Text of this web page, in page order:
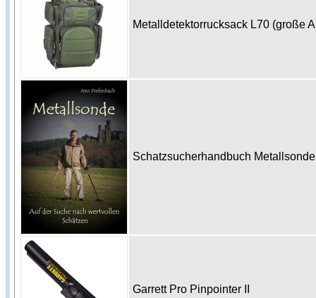
Metalldetektorrucksack L70 (große
Schatzsucherhandbuch
Garrett Pro Pinpointer II